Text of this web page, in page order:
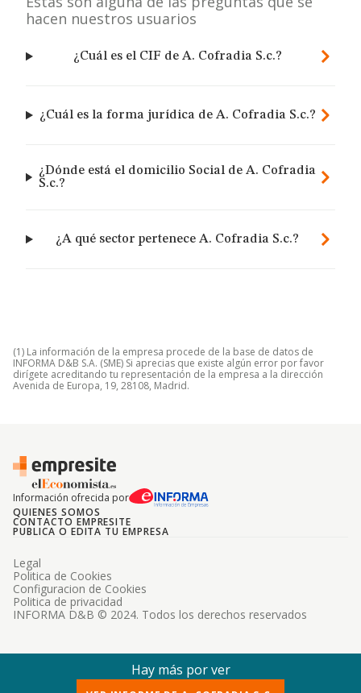
hacen nuestros usuarios
¿Cuál es el CIF de A. Cofradia S.c.?
¿Cuál es la forma jurídica de A. Cofradia S.c.?
¿Dónde está el domicilio Social de A. Cofradia
S.c.?
¿A qué sector pertenece A. Cofradia S.c.?
(1) La información de la empresa procede de la base de datos de
INFORMA D&B S.A. (SME) Si aprecias que existe algún error por favor
dirígete acreditando tu representación de la empresa a la dirección
Avenida de Europa, 19, 28108, Madrid.
Información ofrecida por
QUIENES SOMOS
CONTACTO EMPRESITE
PUBLICA O EDITA TU EMPRESA
INFORMA D&B © 2024. Todos los derechos reservados
Legal
Politica de Cookies
Configuracion de Cookies
Politica de privacidad
Hay más por ver